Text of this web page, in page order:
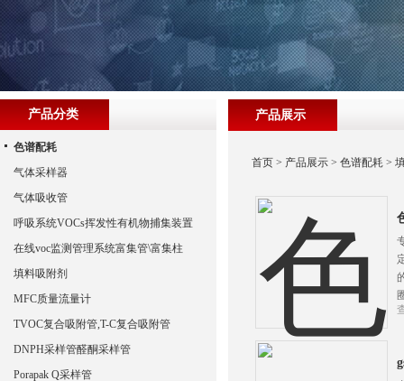
产品展示
首页 > 产品展示 >色谱配耗 >
产品分类
色谱配耗
气体采样器
气体吸收管
呼吸系统VOCs挥发性有机物捕集装置
在线voc监测管理系统富集管\富集柱
填料吸附剂
MFC质量流量计
TVOC复合吸附管,T-C复合吸附管
DNPH采样管醛酮采样管
Porapak Q采样管